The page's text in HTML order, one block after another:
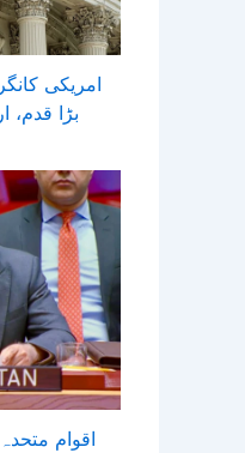
امریکی
بڑا قدم،
اقوام